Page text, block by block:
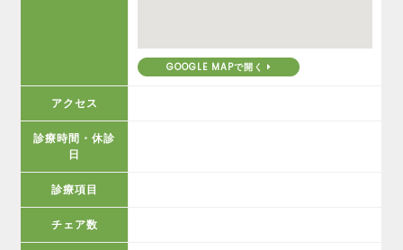
GOOGLE MAPで開く
アクセス
診療時間・休診
日
診療項目
チェア数